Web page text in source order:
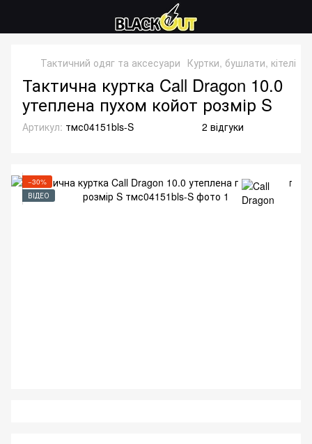
Тактичний одяг та аксесуари Куртки, бушлати, кітелі
Тактична куртка Call Dragon 10.0
утеплена пухом койот розмір S
Артикул: тмс04151bls-S 2 відгуки
−30%
ВІДЕО